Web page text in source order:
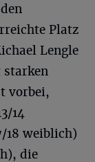
Platz
Lengle
starken
vorbei,
14
18 weiblich)
die